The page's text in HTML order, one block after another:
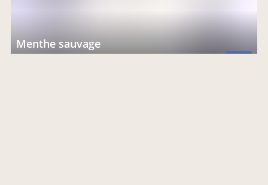
Menthe sauvage